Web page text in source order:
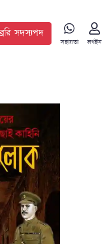
সদস্যপদ
সহায়তা লগইন